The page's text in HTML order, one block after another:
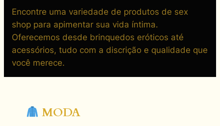
Encontre uma variedade de produtos de sex
shop para apimentar sua vida íntima.
Oferecemos desde brinquedos eróticos até
acessórios, tudo com a discrição e qualidade que
você merece.
MODA